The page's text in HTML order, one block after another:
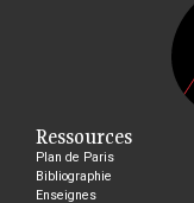
Ressources
Plan de Paris
Bibliographie
Enseignes